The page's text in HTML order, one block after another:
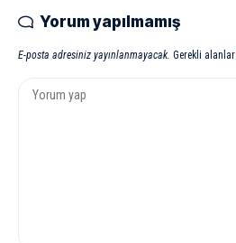
Yorum yapılmamış
E-posta adresiniz yayınlanmayacak. Gerekli alanlar